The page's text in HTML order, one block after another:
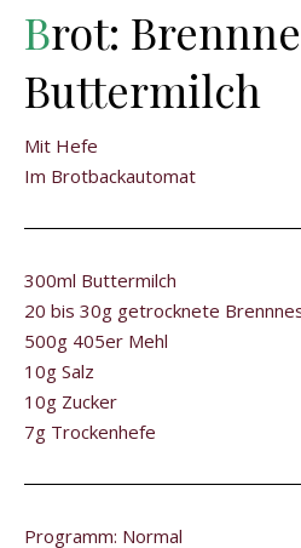
Brot:
Buttermilch
Mit Hefe
Im Brotbackautomat
300ml Buttermilch
20 bis 30g getrocknete
500g 405er Mehl
10g Salz
10g Zucker
7g Trockenhefe
Programm: Normal